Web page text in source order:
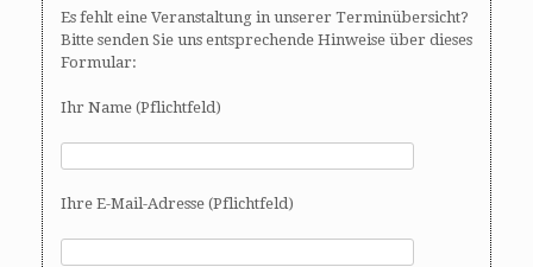
Es fehlt eine Veranstaltung in unserer Terminübersicht?
Bitte senden Sie uns entsprechende Hinweise über dieses
Formular:
Ihr Name (Pflichtfeld)
Ihre E-Mail-Adresse (Pflichtfeld)